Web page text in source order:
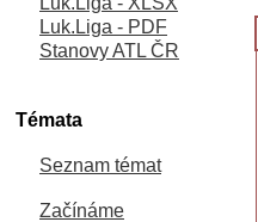
Luk.Liga - PDF
Stanovy ATL ČR
Témata
Seznam témat
Začínáme